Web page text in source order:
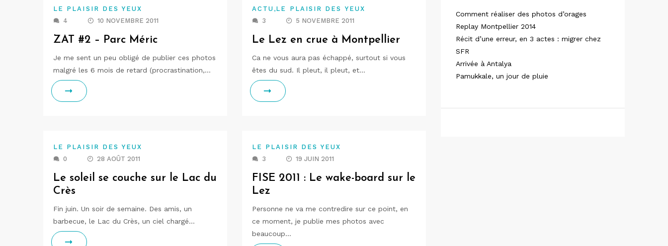
LE PLAISIR DES YEUX
4
10 NOVEMBRE 2011
ZAT #2 – Parc Méric
Je me sent un peu obligé de publier ces photos
malgré les 6 mois de retard (procrastination,…
ACTU ,LE PLAISIR DES YEUX
3
5 NOVEMBRE 2011
Le Lez en crue à Montpellier
Ca ne vous aura pas échappé, surtout si vous
êtes du sud. Il pleut, il pleut, et…
LE PLAISIR DES YEUX
0
28 AOÛT 2011
Le soleil se couche sur le Lac du
Crès
Fin juin. Un soir de semaine. Des amis, un
barbecue, le Lac du Crès, un ciel chargé…
LE PLAISIR DES YEUX
3
19 JUIN 2011
FISE 2011 : Le wake-board sur le
Lez
Personne ne va me contredire sur ce point, en
ce moment, je publie mes photos avec
beaucoup…
Comment réaliser des photos d’orages
Replay Montpellier 2014
Récit d’une erreur, en 3 actes : migrer chez
SFR
Arrivée à Antalya
Pamukkale, un jour de pluie